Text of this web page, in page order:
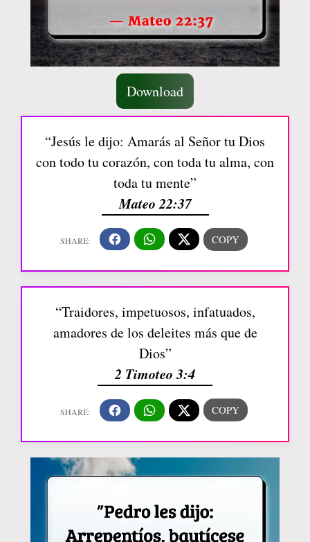
Download
“Jesús le dijo: Amarás al Señor tu Dios
con todo tu corazón, con toda tu alma, con
toda tu mente”
Mateo 22:37
“Traidores, impetuosos, infatuados,
amadores de los deleites más que de
Dios”
2 Timoteo 3:4